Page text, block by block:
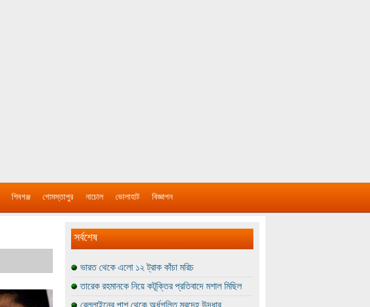
শিবগঞ্জ গোমস্তাপুর নাচোল ভোলাহাট বিজ্ঞাপন
সর্বশেষ
ভারত থেকে এলো ১২ ট্রাক কাঁচা মরিচ
তারেক রহমানকে নিয়ে কটূক্তির প্রতিবাদে মশাল মিছিল
রেললাইনের পাশ থেকে অর্ধগলিত মরদেহ উদ্ধার